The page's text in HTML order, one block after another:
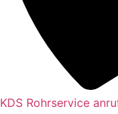
KDS Rohrservice